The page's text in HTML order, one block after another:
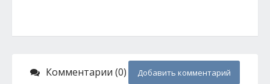
Комментарии (0) Добавить комментарий